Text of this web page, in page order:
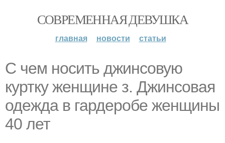
СОВРЕМЕННАЯ ДЕВУШКА
главная новости статьи
С чем носить джинсовую
куртку женщине з. Джинсовая
одежда в гардеробе женщины
40 лет